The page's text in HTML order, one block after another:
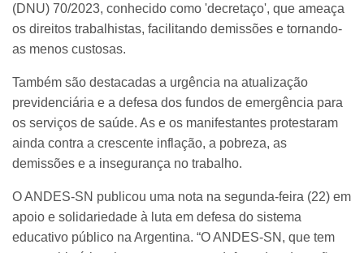
(DNU) 70/2023, conhecido como 'decretaço', que ameaça
os direitos trabalhistas, facilitando demissões e tornando-
as menos custosas.
Também são destacadas a urgência na atualização
previdenciária e a defesa dos fundos de emergência para
os serviços de saúde. As e os manifestantes protestaram
ainda contra a crescente inflação, a pobreza, as
demissões e a insegurança no trabalho.
O ANDES-SN publicou uma nota na segunda-feira (22) em
apoio e solidariedade à luta em defesa do sistema
educativo público na Argentina. “O ANDES-SN, que tem